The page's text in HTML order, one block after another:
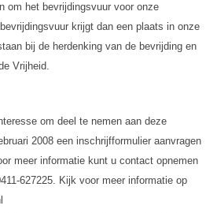
om het bevrijdingsvuur voor onze
krijgt dan een plaats in onze
bij de herdenking van de bevrijding en
Vrijheid.
om deel te nemen aan deze
2008 een inschrijfformulier aanvragen
meer informatie kunt u contact opnemen
627225. Kijk voor meer informatie op